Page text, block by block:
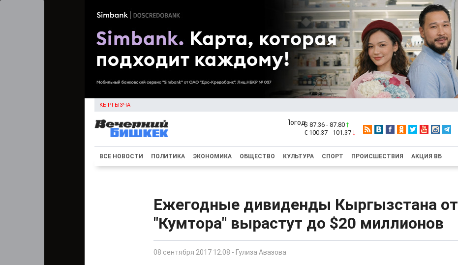
КЫРГЫЗЧА
$ 87.36 - 87.80
€ 100.37 - 101.37
ВСЕ НОВОСТИ ПОЛИТИКА ЭКОНОМИКА ОБЩЕСТВО КУЛЬТУРА СПОРТ ПРОИСШЕСТВИЯ АКЦИЯ ВБ
Ежегодные дивиденды Кыргызстана от
"Кумтора" вырастут до $20 миллионов
08 сентября 2017 12:08 - Гулиза Авазова